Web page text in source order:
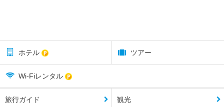
ホテル ツアー
Wi-Fiレンタル
旅行ガイド 観光